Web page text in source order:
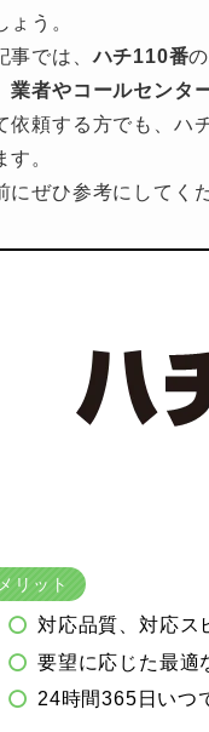
ょう。
事では、ハチ110番
業者やコールセンタ
依頼する方でも、ハ
す。
にぜひ参考にしてく
メリット
対応品質、対応ス
要望に応じた最適
24時間365日いつ